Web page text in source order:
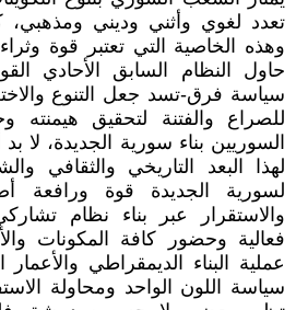
تعدد لغوي وأثني وديني ومذهبي،
وهذه الخاصية التي تعتبر قوة
حاول النظام السابق الأحادي
سياسة فرق-تسد جعل التنوع
للصراع والفتنة لتحقيق هيمنته
السوريين بناء سورية الجديدة، لا
لهذا البعد التاريخي والثقافي
لسورية الجديدة قوة ورافعة
والاستقرار عبر بناء نظام
فعالية وحضور كافة المكونات
عملية البناء الديمقراطي والأعمار
سياسة اللون الواحد ومحاولة